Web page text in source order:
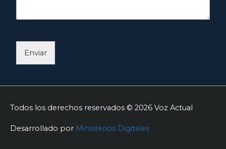
Enviar
Todos los derechos reservados © 2026 Voz Actual
Desarrollado por Ministerios Digitales